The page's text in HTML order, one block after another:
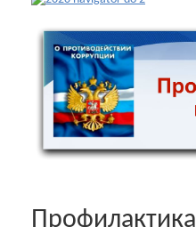
Профилактика